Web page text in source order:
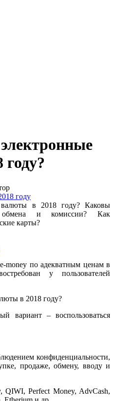
году
в 2018 году? Каковы
обмена и комиссии? Как
карты?
по адекватным ценам в
у пользователей
в 2018 году?
вариант – воспользоваться
конфиденциальности,
продаже, обмену, вводу и
Perfect Money, AdvCash,